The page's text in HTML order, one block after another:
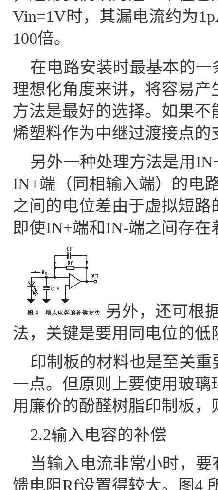
Vin=1V时，其漏电流约为
100倍。
在电路安装时最基本的一
理想化角度来讲，将容易
方法是最好的选择。如果
烯塑料作为中继过渡接点的
另外一种处理方法是用IN
IN+端（同相输入端）的电
之间的电位差由于虚拟短
即使IN+端和IN-端之间存
另外，还可根
法，关键是要用同电位的
印制板的材料也是至关重
一点。但原则上要使用玻
用廉价的酚醛树脂印制板
2.2输入电容的补偿
当输入电流非常小时，要
馈电阻Rf设置得较大。图4